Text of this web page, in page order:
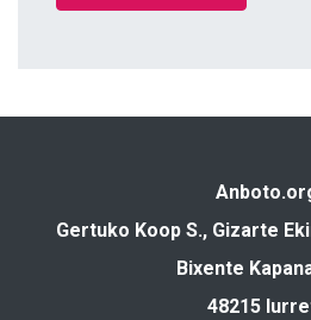
Gertuko Koop S., Gizarte
Bixente
48215